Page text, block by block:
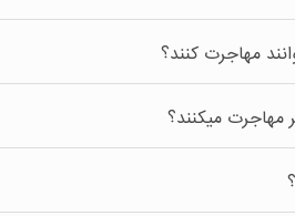
مهاجرت کنند؟
مهاجرت میکنند؟